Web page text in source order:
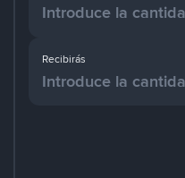
Recibirás